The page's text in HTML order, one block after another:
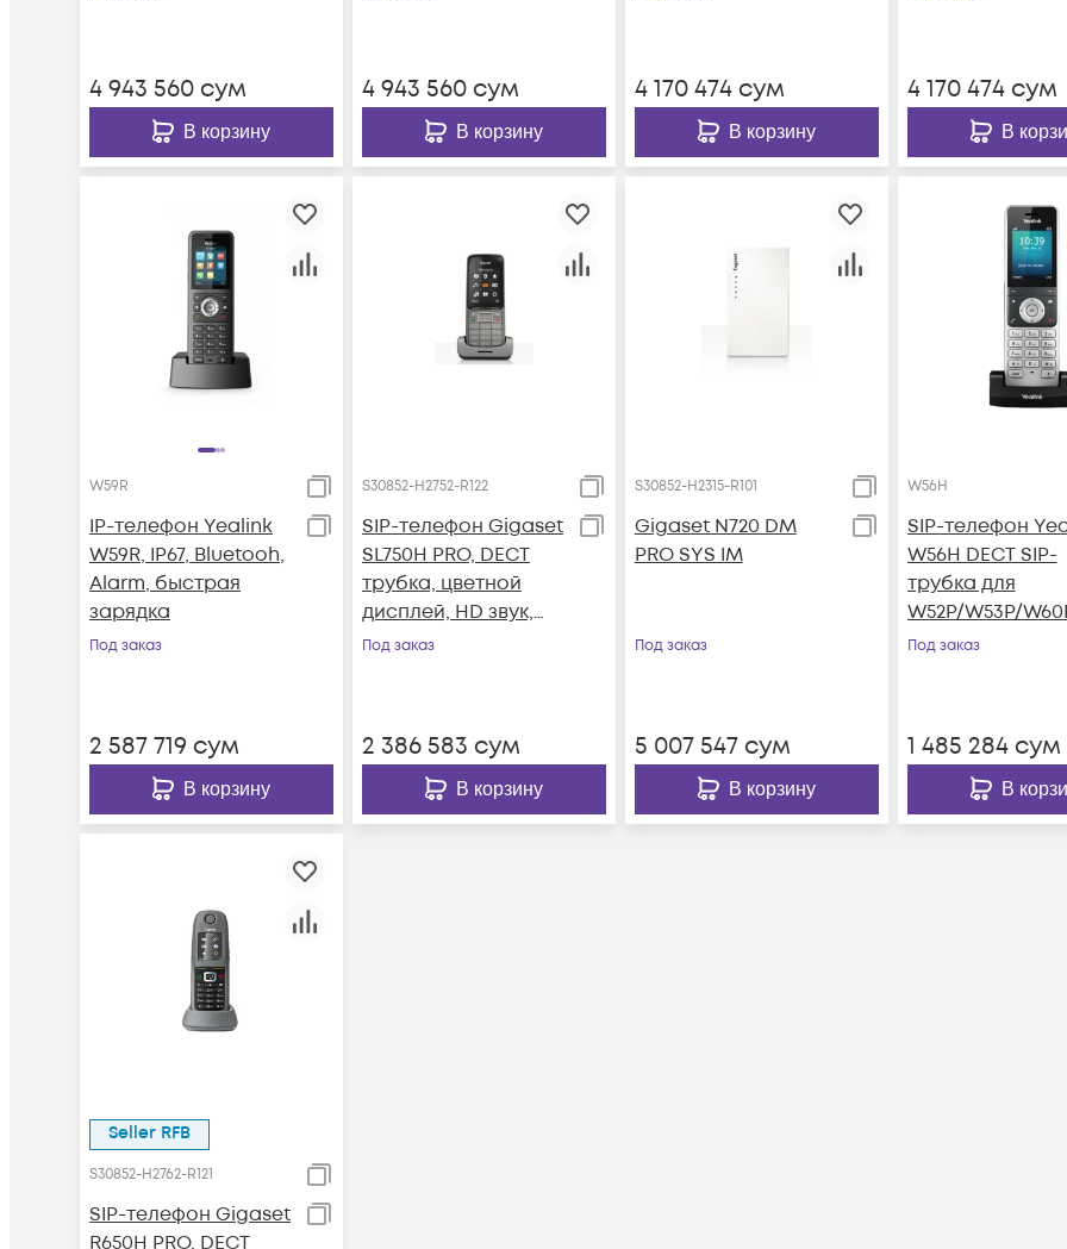
4 943 560 сум
В корзину
4 943 560сум
В корзину
4 170 474сум
В корзину
4 170 474сум
В
W59R
IP-телефон Yealink
W59R, IP67, Bluetooh,
Alarm, быстрая
зарядка
Под заказ
2 587 719 сум
В корзину
S30852-H2752-R122
SIP-телефон Gigaset
SL750H PRO, DECT
трубка, цветной
дисплей, HD звук,
премиальный
Под заказ
2 386 583 сум
В корзину
S30852-H2315-R101
Gigaset N720 DM
PRO SYS IM
Под заказ
5 007 547сум
В корзину
W56H
SIP-телефон
W56H DECT SIP-
трубка для
W52P/W53P/
0B/CP930W-
Под заказ
1 485 284сум
В
Seller RFB
S30852-H2762-R121
SIP-телефон Gigaset
R650H PRO, DECT